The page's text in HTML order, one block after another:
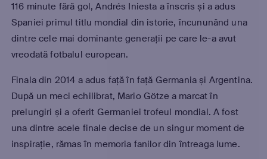
116 minute fără gol, Andrés Iniesta a înscris și a adus
Spaniei primul titlu mondial din istorie, încununând una
dintre cele mai dominante generații pe care le-a avut
vreodată fotbalul european.
Finala din 2014 a adus față în față Germania și Argentina.
După un meci echilibrat, Mario Götze a marcat în
prelungiri și a oferit Germaniei trofeul mondial. A fost
una dintre acele finale decise de un singur moment de
inspirație, rămas în memoria fanilor din întreaga lume.